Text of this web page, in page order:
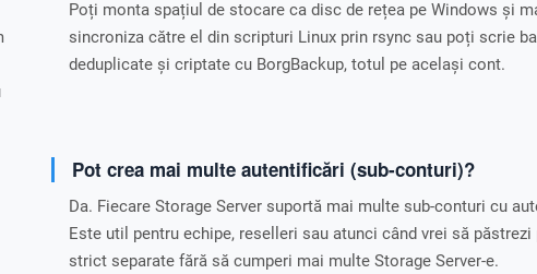
Poți monta spațiul de stocare ca disc de rețea pe Windows și
sincroniza către el din scripturi Linux prin rsync sau poți scrie
deduplicate și criptate cu BorgBackup, totul pe același cont.
Pot crea mai multe autentificări (sub-conturi)?
Da. Fiecare Storage Server suportă mai multe sub-conturi cu
Este util pentru echipe, reselleri sau atunci când vrei să
strict separate fără să cumperi mai multe Storage Server-e.